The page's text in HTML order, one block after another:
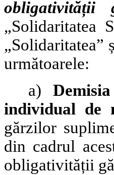
obligativității
„Solidaritatea
„Solidaritatea”
următoarele:
a)
individual de
gărzilor
din cadrul
obligativității